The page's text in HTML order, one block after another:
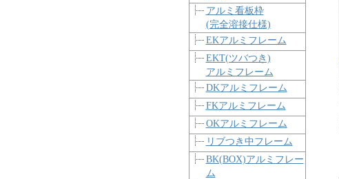
アルミ看板枠
(完全溶接仕様)
EKアルミフレーム
EKT(ツバつき)
アルミフレーム
DKアルミフレーム
FKアルミフレーム
OKアルミフレーム
リブつき中フレーム
BK(BOX)アルミフレー
ム